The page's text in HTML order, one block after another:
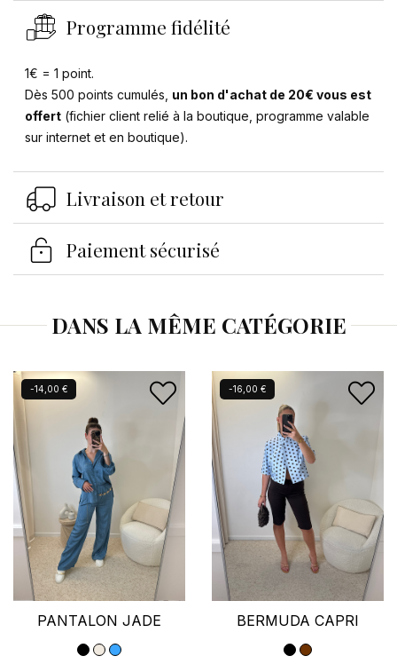
Programme fidélité
1€ = 1 point.
Dès 500 points cumulés, un bon d'achat de 20€ vous est
offert(fichier client relié à la boutique, programme valable
sur internet et en boutique).
Livraison et retour
Paiement sécurisé
DANS LA MÊME CATÉGORIE
-14,00 €
PANTALON JADE
-16,00 €
Nouveau
BERMUDA CAPRI
Se connecter
Vous devez être connecté pour enregistrer des
produits dans votre liste d'envies.
Annuler Se connecter